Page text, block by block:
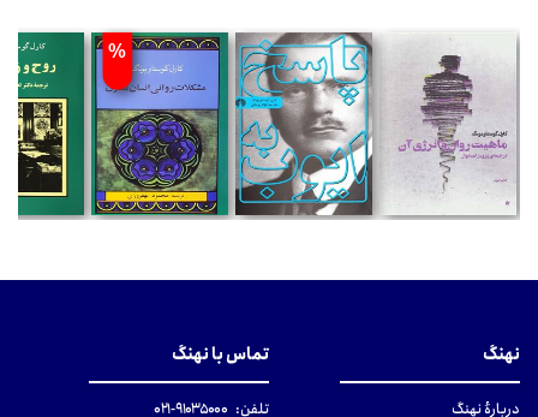
%
نهنگ
دربارهٔ نهنگ
تماس با نهنگ
تلفن: ۹۱۰۳۵۰۰۰-۰۲۱